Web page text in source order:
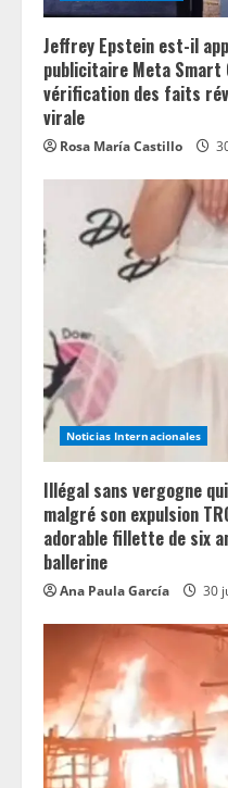
Jeffrey Epstein est-il
publicitaire Meta Smart
vérification des faits
virale
Rosa María Castillo
Noticias Internacionales
Illégal sans vergogne
malgré son expulsion
adorable fillette de six
ballerine
Ana Paula García 30